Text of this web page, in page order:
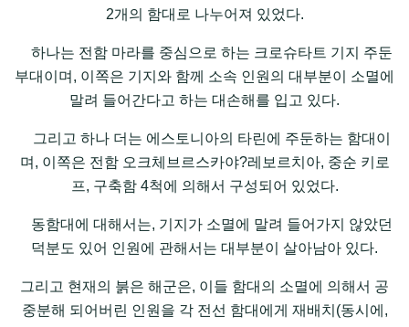
2개의 함대로 나누어져 있었다.
하나는 전함 마라를 중심으로 하는 크로슈타트 기지 주둔
부대이며, 이쪽은 기지와 함께 소속 인원의 대부분이 소멸에
말려 들어간다고 하는 대손해를 입고 있다.
그리고 하나 더는 에스토니아의 타린에 주둔하는 함대이
며, 이쪽은 전함 오크체브르스카야?레보르치아, 중순 키로
프, 구축함 4척에 의해서 구성되어 있었다.
동함대에 대해서는, 기지가 소멸에 말려 들어가지 않았던
덕분도 있어 인원에 관해서는 대부분이 살아남아 있다.
그리고 현재의 붉은 해군은, 이들 함대의 소멸에 의해서 공
중분해 되어버린 인원을 각 전선 함대에게 재배치(동시에,